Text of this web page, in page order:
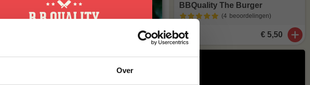
Over
tot 300ºC)
draadloze thermometer
hoge capaciteit
BBQuality The Burger
(4 beoordelingen)
€ 5,50
korting op je
bestelling*